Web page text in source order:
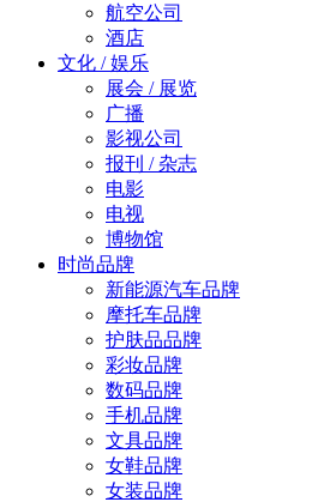
航空公司
酒店
文化 / 娱乐
展会 / 展览
广播
影视公司
报刊 / 杂志
电影
电视
博物馆
时尚品牌
新能源汽车品牌
摩托车品牌
护肤品品牌
彩妆品牌
数码品牌
手机品牌
文具品牌
女鞋品牌
女装品牌